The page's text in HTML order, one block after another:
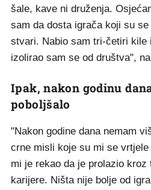
šale, kave ni druženja.
sam da dosta igrača koji su
stvari. Nabio sam tri-četiri kile
izolirao sam se od društva",
Ipak, nakon godinu
poboljšalo
"Nakon godine dana nemam
crne misli koje su mi se
mi je rekao da je prolazio
karijere. Ništa nije bolje od